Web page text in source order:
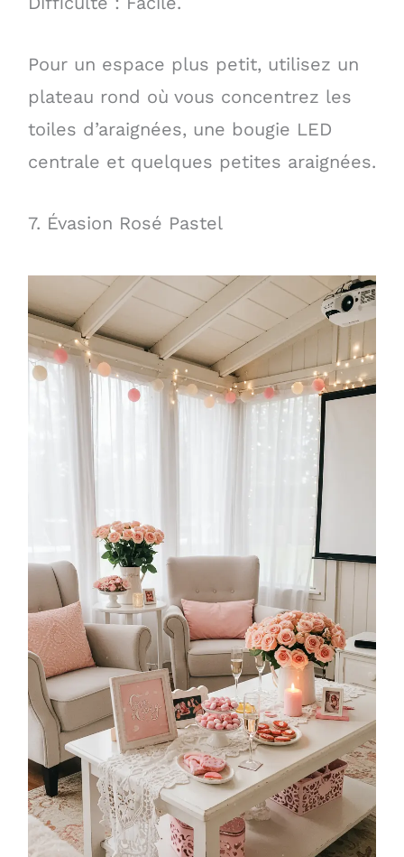
Pour un espace plus petit, utilisez un
plateau rond où vous concentrez les
toiles d’araignées, une bougie LED
centrale et quelques petites araignées.
7. Évasion Rosé Pastel